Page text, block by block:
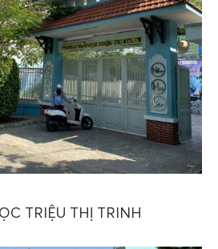
TRIỆU THỊ TRINH